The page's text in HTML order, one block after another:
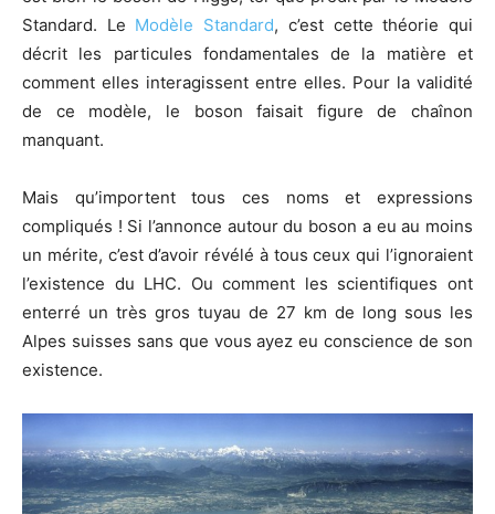
Standard. Le Modèle Standard, c’est cette théorie qui
décrit les particules fondamentales de la matière et
comment elles interagissent entre elles. Pour la validité
de ce modèle, le boson faisait figure de chaînon
manquant.
Mais qu’importent tous ces noms et expressions
compliqués ! Si l’annonce autour du boson a eu au moins
un mérite, c’est d’avoir révélé à tous ceux qui l’ignoraient
l’existence du LHC. Ou comment les scientifiques ont
enterré un très gros tuyau de 27 km de long sous les
Alpes suisses sans que vous ayez eu conscience de son
existence.